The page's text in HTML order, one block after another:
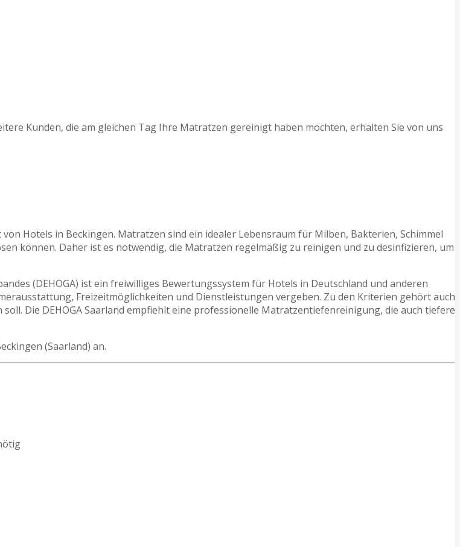
Kunden, die am gleichen Tag Ihre Matratzen gereinigt haben möchten, erhalten Sie von uns
Hotels in Beckingen. Matratzen sind ein idealer Lebensraum für Milben, Bakterien, Schimmel
können. Daher ist es notwendig, die Matratzen regelmäßig zu reinigen und zu desinfizieren, um
(DEHOGA) ist ein freiwilliges Bewertungssystem für Hotels in Deutschland und anderen
Freizeitmöglichkeiten und Dienstleistungen vergeben. Zu den Kriterien gehört auch
Die DEHOGA Saarland empfiehlt eine professionelle Matratzentiefenreinigung, die auch tiefere
(Saarland) an.